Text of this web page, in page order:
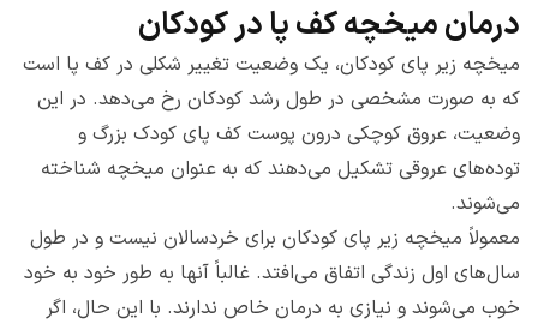
درمان میخچه کف پا در کودکان
میخچه زیر پای کودکان، یک وضعیت تغییر شکلی در کف پا است
که به صورت مشخصی در طول رشد کودکان رخ می‌دهد. در این
وضعیت، عروق کوچکی درون پوست کف پای کودک بزرگ و
توده‌های عروقی تشکیل می‌دهند که به عنوان میخچه شناخته
می‌شوند.
معمولاً میخچه زیر پای کودکان برای خردسالان نیست و در طول
سال‌های اول زندگی اتفاق می‌افتد. غالباً آنها به طور خود به خود
خوب می‌شوند و نیازی به درمان خاص ندارند. با این حال، اگر